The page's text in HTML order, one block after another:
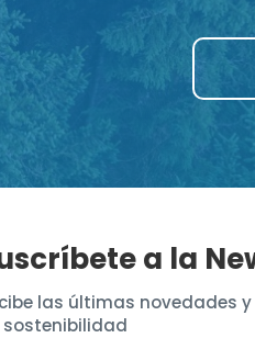
a la
las últimas novedades
sostenibilidad